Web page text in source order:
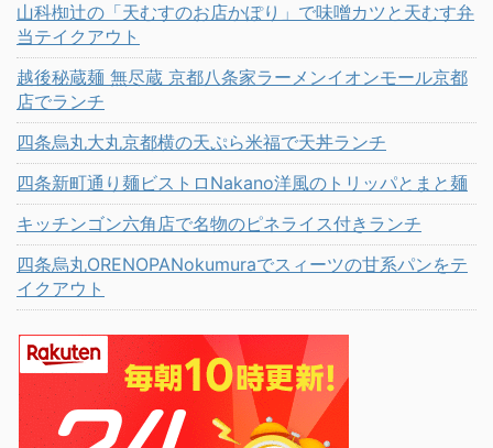
山科椥辻の「天むすのお店かぽり」で味噌カツと天むす弁
当テイクアウト
越後秘蔵麺 無尽蔵 京都八条家ラーメンイオンモール京都
店でランチ
四条烏丸大丸京都横の天ぷら米福で天丼ランチ
四条新町通り麺ビストロNakano洋風のトリッパとまと麺
キッチンゴン六角店で名物のピネライス付きランチ
四条烏丸ORENOPANokumuraでスィーツの甘系パンをテ
イクアウト